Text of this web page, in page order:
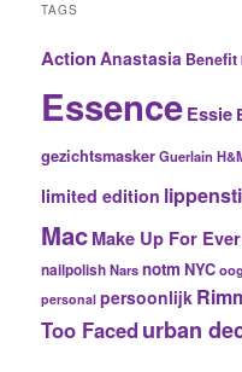
TAGS
ActionAnastasia Benefit
EssenceEssie
gezichtsmaskerGuerlain
limited edition
MacMake Up For Ever
nailpolishNarsnotm NYC
personal persoonlijk
Too Faced urban